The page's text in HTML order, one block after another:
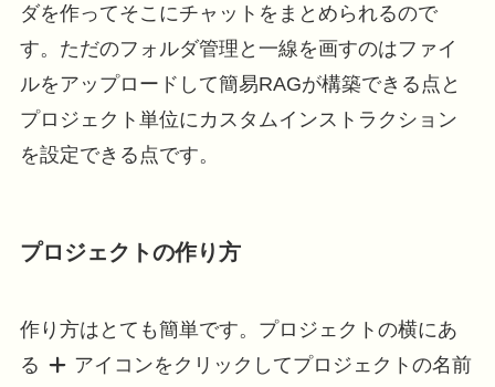
ダを作ってそこにチャットをまとめられるので
す。ただのフォルダ管理と一線を画すのはファイ
ルをアップロードして簡易RAGが構築できる点と
プロジェクト単位にカスタムインストラクション
を設定できる点です。
プロジェクトの作り方
作り方はとても簡単です。プロジェクトの横にあ
る
アイコンをクリックしてプロジェクトの名前